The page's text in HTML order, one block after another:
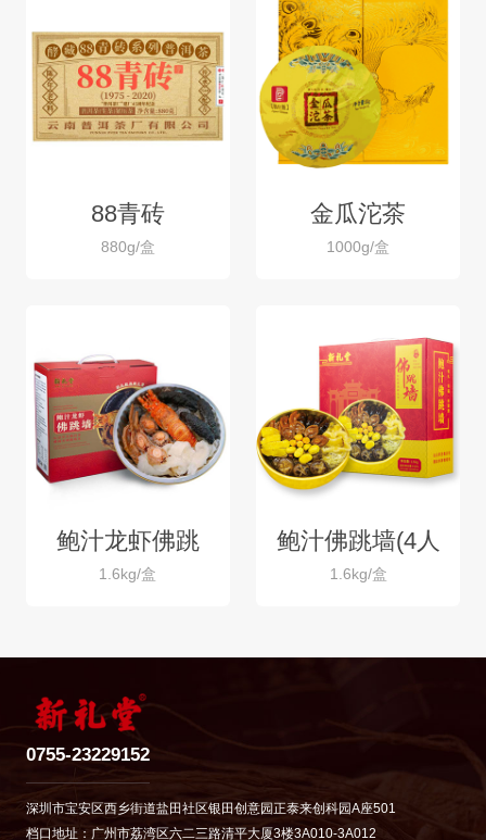
88青砖
880g/盒
金瓜沱茶
1000g/盒
鲍汁龙虾佛跳
墙(4人份)
1.6kg/盒
鲍汁佛跳墙(4人
份)
1.6kg/盒
0755-23229152
深圳市宝安区西乡街道盐田社区银田创意园正泰来创科园A座501
档口地址：广州市荔湾区六二三路清平大厦3楼3A010-3A012